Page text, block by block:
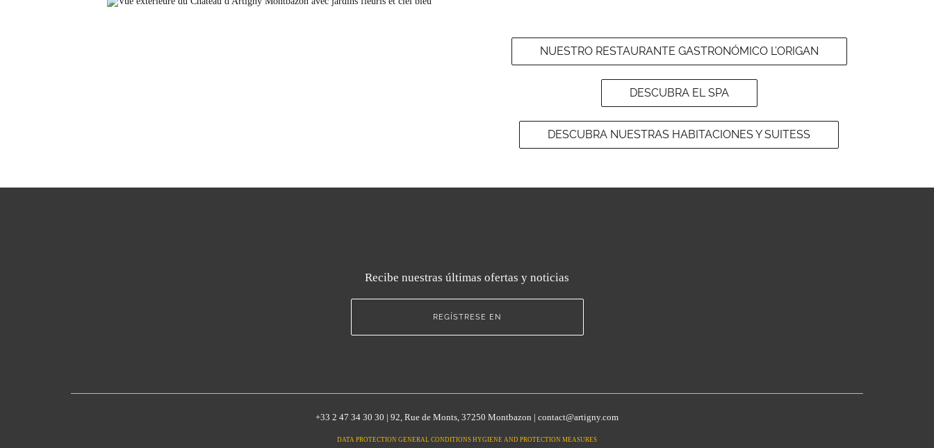
NUESTRO RESTAURANTE GASTRONÓMICO L’ORIGAN
DESCUBRA EL SPA
DESCUBRA NUESTRAS HABITACIONES Y SUITESS
Recibe nuestras últimas ofertas y noticias
REGÍSTRESE EN
+33 2 47 34 30 30 | 92, Rue de Monts, 37250 Montbazon | contact@artigny.com
DATA PROTECTION GENERAL CONDITIONS HYGIENE AND PROTECTION MEASURES